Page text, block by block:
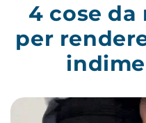
4 cose da
per